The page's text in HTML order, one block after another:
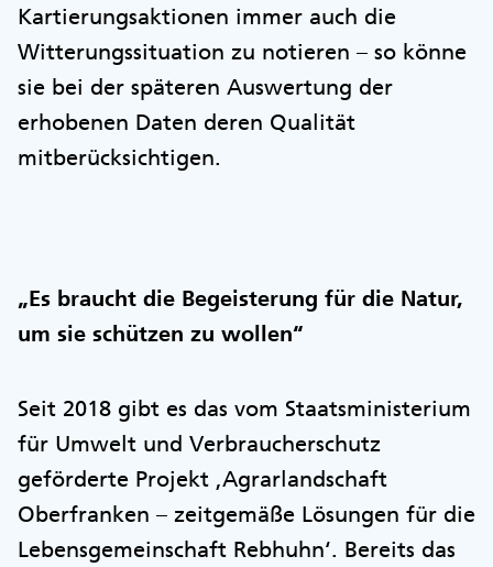
Kartierungsaktionen immer auch die
Witterungssituation zu notieren – so könne
sie bei der späteren Auswertung der
erhobenen Daten deren Qualität
mitberücksichtigen.
„Es braucht die Begeisterung für die Natur,
um sie schützen zu wollen“
Seit 2018 gibt es das vom Staatsministerium
für Umwelt und Verbraucherschutz
geförderte Projekt ,Agrarlandschaft
Oberfranken – zeitgemäße Lösungen für die
Lebensgemeinschaft Rebhuhn‘. Bereits das